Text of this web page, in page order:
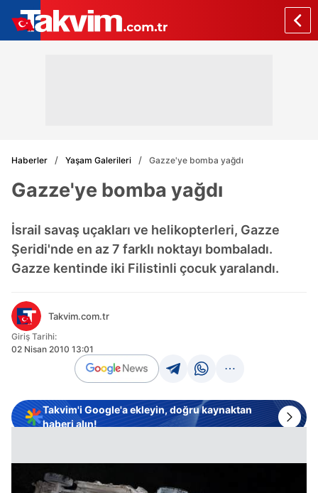
Haberler Yaşam Galerileri Gazze'ye bomba yağdı
Gazze'ye bomba yağdı
İsrail savaş uçakları ve helikopterleri, Gazze
Şeridi'nde en az 7 farklı noktayı bombaladı.
Gazze kentinde iki Filistinli çocuk yaralandı.
Takvim.com.tr
Giriş Tarihi:
02 Nisan 2010 13:01
Takvim'i Google'a ekleyin, doğru kaynaktan
haberi alın!